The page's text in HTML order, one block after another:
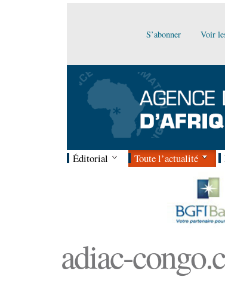
S’abonner Voir
Éditorial Toute l’actualité
adiac-